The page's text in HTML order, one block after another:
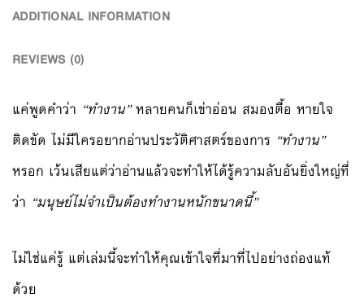
ADDITIONAL INFORMATION
REVIEWS (0)
แค่พูดคำว่า “ทำงาน”หลายคนก็เข่าอ่อน สมองตื้อ หายใจ
ติดขัด ไม่มีใครอยากอ่านประวัติศาสตร์ของการ “ทำงาน”
หรอก เว้นเสียแต่ว่าอ่านแล้วจะทำให้ได้รู้ความลับอันยิ่งใหญ่ที่
ว่า “มนุษย์ไม่จำเป็นต้องทำงานหนักขนาดนี้”
ไม่ใช่แค่รู้ แต่เล่มนี้จะทำให้คุณเข้าใจที่มาที่ไปอย่างถ่องแท้
ด้วย